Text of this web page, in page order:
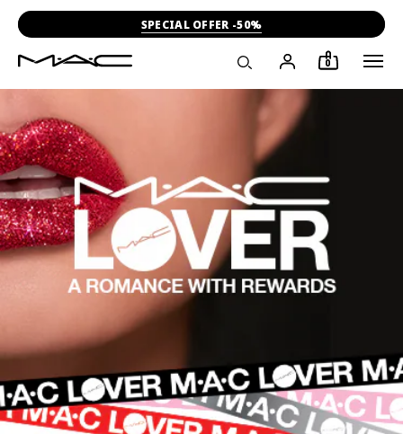
SPECIAL OFFER -50%
0